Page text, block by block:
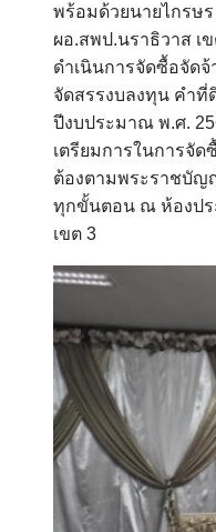
พร้อมด้วยนายไกรษร
ผอ.สพป.นราธิวาส เ
ดำเนินการจัดซื้อจัดจ้
จัดสรรงบลงทุน คำที่
ปีงบประมาณ พ.ศ.
เตรียมการในการจั
ต้องตามพระราชบัญ
ทุกขั้นตอน ณ ห้องปร
เขต 3